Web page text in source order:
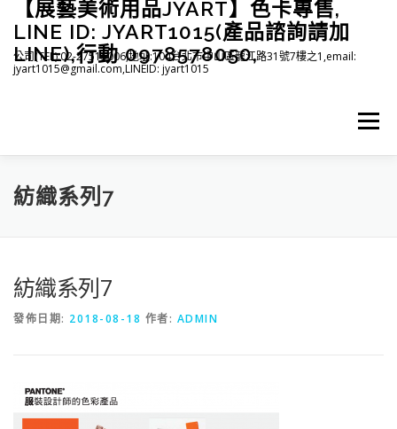
【展藝美術用品JYART】色卡專售,
LINE ID: JYART1015(產品諮詢請加
LINE),行動 0978578050,
公司(TEL):02-27515006,地址:104台北市中山區龍江路31號7樓之1,email:
jyart1015@gmail.com,LINEID: jyart1015
選單
首頁 紡織系列
紡織系列7
紡織系列7
發佈日期: 2018-08-18 作者: ADMIN